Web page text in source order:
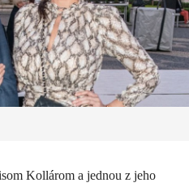
Kollárom a jednou z jeho